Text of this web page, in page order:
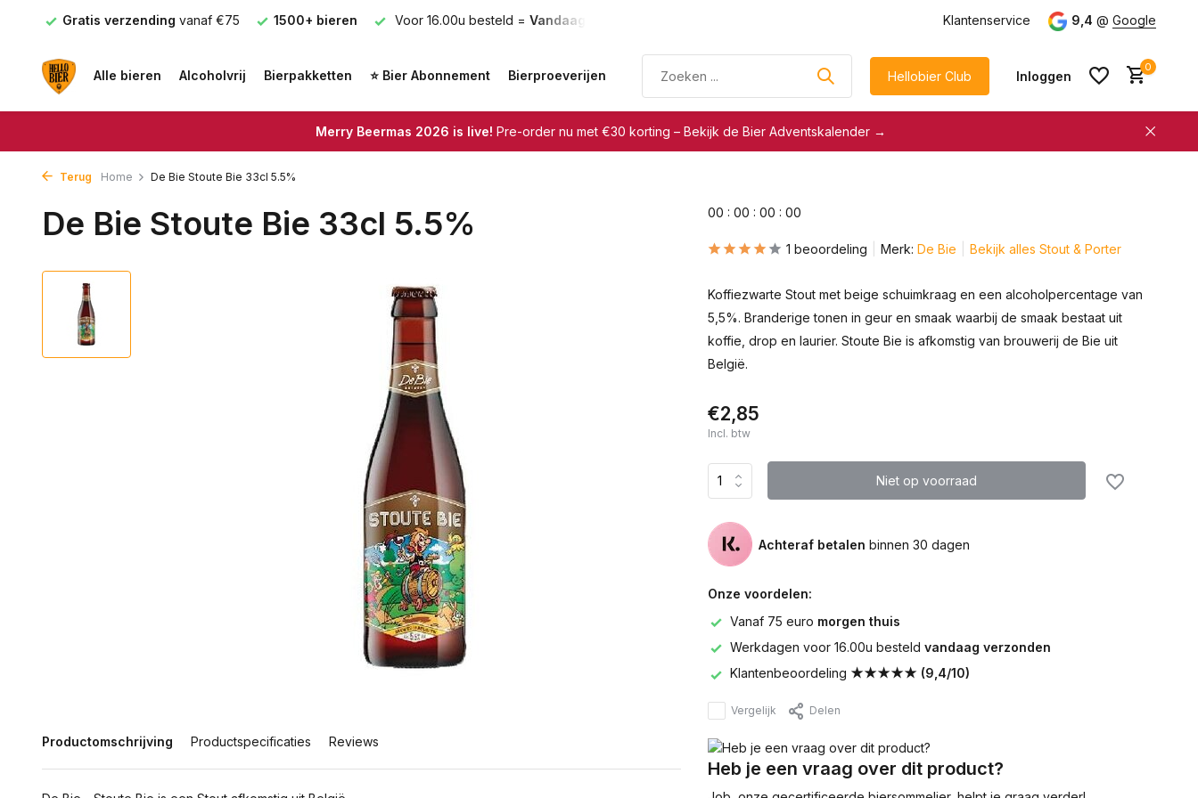
Gratis verzending vanaf €75 1500+ bieren Voor 16.00u besteld = Vandaag verzonden Klantenservice 9,4 @ Google
Alle bieren Alcoholvrij Bierpakketten ⭐ Bier Abonnement Bierproeverijen Hellobier Club Inloggen
spaar automatisch voor
spaar automatisch voor
korting
0
Merry Beermas 2026 is live! Pre-order nu met €30 korting – Bekijk de Bier Adventskalender →
Terug Home De Bie Stoute Bie 33cl 5.5%
De Bie Stoute Bie 33cl 5.5%
Productomschrijving Productspecificaties Reviews
00 : 00 : 00 : 00
1 beoordeling Merk: De Bie Bekijk alles Stout & Porter
Koffiezwarte Stout met beige schuimkraag en een alcoholpercentage van
5,5%. Branderige tonen in geur en smaak waarbij de smaak bestaat uit
koffie, drop en laurier. Stoute Bie is afkomstig van brouwerij de Bie uit
België.
€2,85
Incl. btw
Niet op voorraad
Achteraf betalen binnen 30 dagen
Onze voordelen:
Vanaf 75 euro morgen thuis
Werkdagen voor 16.00u besteld vandaag verzonden
Klantenbeoordeling ★★★★★ (9,4/10)
Vergelijk Delen
Heb je een vraag over dit product?